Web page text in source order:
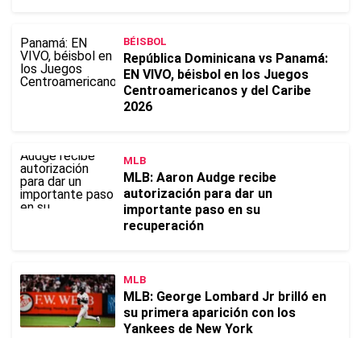
BÉISBOL
República Dominicana vs Panamá:
EN VIVO, béisbol en los Juegos
Centroamericanos y del Caribe
2026
MLB
MLB: Aaron Audge recibe
autorización para dar un
importante paso en su
recuperación
MLB
MLB: George Lombard Jr brilló en
su primera aparición con los
Yankees de New York